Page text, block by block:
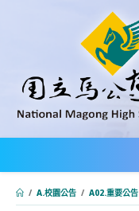
內
/ A.校園公告 / A02.重要公告